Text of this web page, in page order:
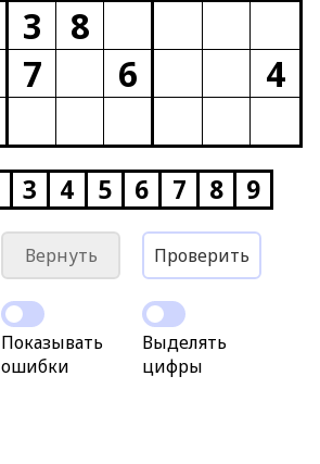
3
8
7 6
4
3 4 5 6 7 8 9
Вернуть Проверить
Показывать
ошибки
Выделять
цифры